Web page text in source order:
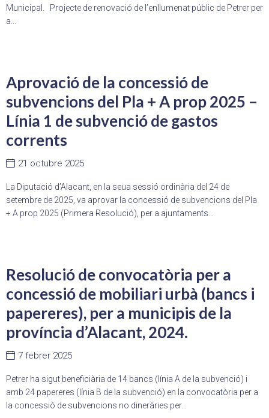
Municipal. Projecte de renovació de l’enllumenat públic de Petrer per
a...
Aprovació de la concessió de
subvencions del Pla + A prop 2025 –
Línia 1 de subvenció de gastos
corrents
21 octubre 2025
La Diputació d’Alacant, en la seua sessió ordinària del 24 de
setembre de 2025, va aprovar la concessió de subvencions del Pla
+ A prop 2025 (Primera Resolució), per a ajuntaments...
Resolució de convocatòria per a
concessió de mobiliari urbà (bancs i
papereres), per a municipis de la
província d’Alacant, 2024.
7 febrer 2025
Petrer ha sigut beneficiària de 14 bancs (línia A de la subvenció) i
amb 24 papereres (línia B de la subvenció) en la convocatòria per a
la concessió de subvencions no dineràries per...